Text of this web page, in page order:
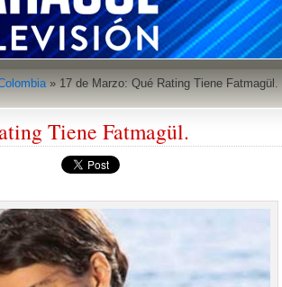
» 17 de Marzo: Qué Rating Tiene Fatmagül.
Tiene Fatmagül.